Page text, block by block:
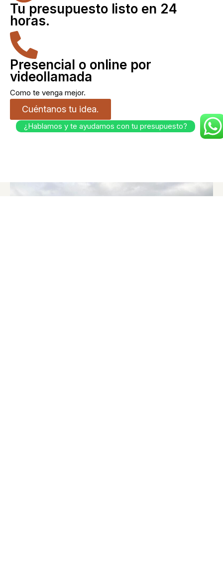
Tu presupuesto listo en 24
horas.
Presencial o online por
videollamada
Como te venga mejor.
Cuéntanos tu idea.
¿Hablamos y te ayudamos con tu presupuesto?